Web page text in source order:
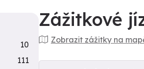
Zážitkové
Zobrazit zážitky na
10
111